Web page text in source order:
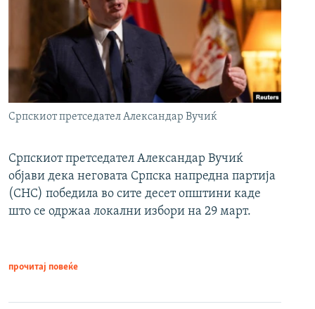
Српскиот претседател Александар Вучиќ
Српскиот претседател Александар Вучиќ
објави дека неговата Српска напредна партија
(СНС) победила во сите десет општини каде
што се одржаа локални избори на 29 март.
прочитај повеќе